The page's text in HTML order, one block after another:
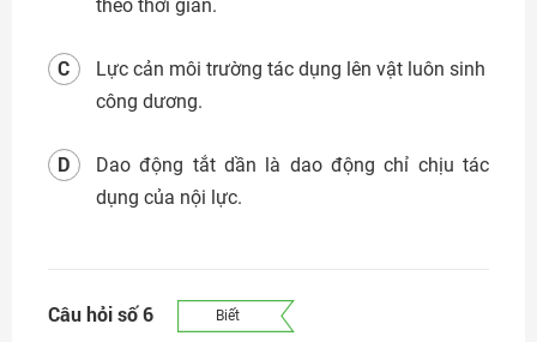
theo thời gian.
Lực cản môi trường tác dụng lên vật luôn sinh
công dương.
C
Dao động tắt dần là dao động chỉ chịu tác
dụng của nội lực.
D
Câu hỏi số 6 Biết